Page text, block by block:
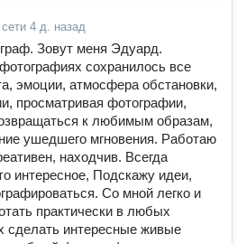
4 д. назад
Зовут меня Эдуард.
сохранилось все
эмоции, атмосфера обстановки,
просматривая фотографии,
к любимым образам,
ушедшего мгновения. Работаю
находчив. Всегда
интересное, Подскажу идеи,
Со мной легко и
практически в любых
сделать интересные живые